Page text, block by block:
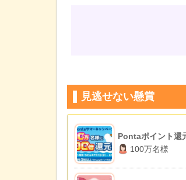
見逃せない懸賞
Pontaポイント還
100万名様